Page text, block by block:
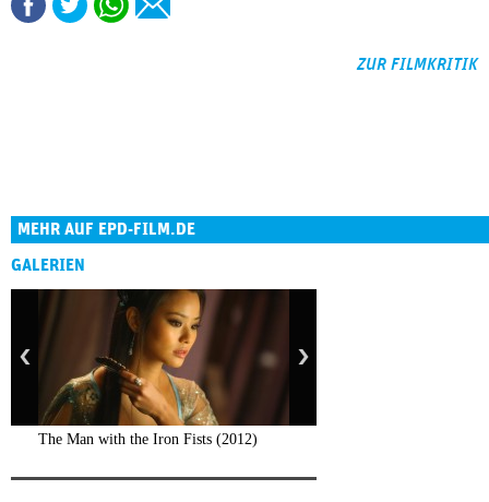
ZUR FILMKRITIK
MEHR AUF EPD-FILM.DE
GALERIEN
The Man with the Iron Fists (2012)